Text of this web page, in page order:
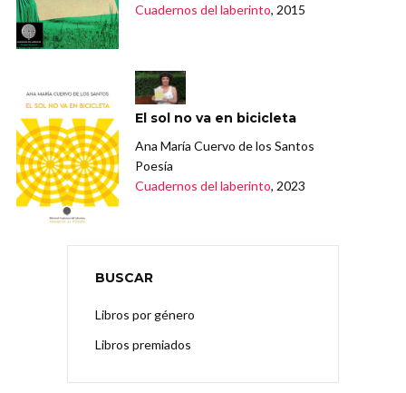
Cuadernos del laberinto, 2015
El sol no va en bicicleta
Ana María Cuervo de los Santos
Poesía
Cuadernos del laberinto, 2023
BUSCAR
Libros por género
Libros premiados